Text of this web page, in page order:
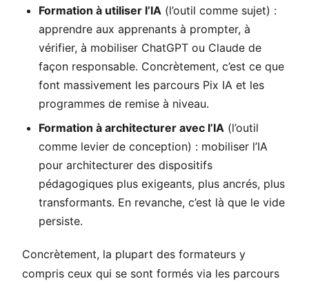
Formation à utiliser l’IA (l’outil comme sujet) :
apprendre aux apprenants à prompter, à
vérifier, à mobiliser ChatGPT ou Claude de
façon responsable. Concrètement, c’est ce que
font massivement les parcours Pix IA et les
programmes de remise à niveau.
Formation à architecturer avec l’IA (l’outil
comme levier de conception) : mobiliser l’IA
pour architecturer des dispositifs
pédagogiques plus exigeants, plus ancrés, plus
transformants. En revanche, c’est là que le vide
persiste.
Concrètement, la plupart des formateurs y
compris ceux qui se sont formés via les parcours